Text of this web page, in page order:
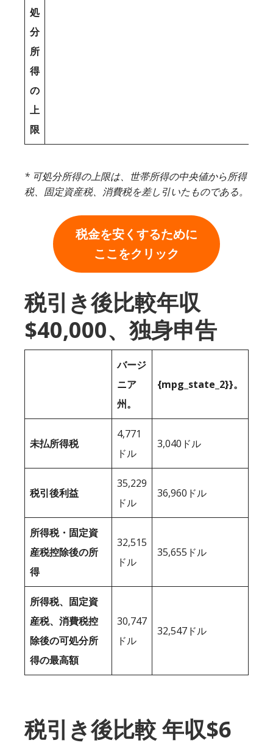
処
分
所
得
の
上
限
* 可処分所得の上限は、世帯所得の中央値から所得
税、固定資産税、消費税を差し引いたものである。
税金を安くするために
ここをクリック
税引き後比較年収
$40,000、独身申告
バージ
ニア
州。
{mpg_state_2}}。
未払所得税
4,771
ドル
3,040ドル
税引後利益
35,229
ドル
36,960ドル
所得税・固定資
産税控除後の所
得
32,515
ドル
35,655ドル
所得税、固定資
産税、消費税控
除後の可処分所
得の最高額
30,747
ドル
32,547ドル
税引き後比較 年収$6